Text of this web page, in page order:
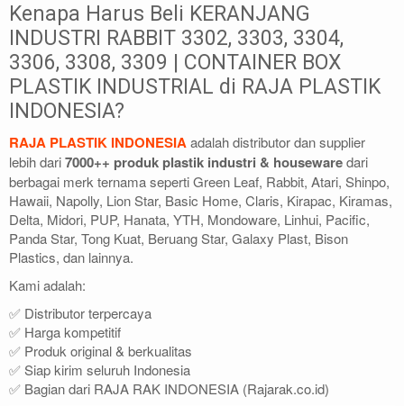
Kenapa Harus Beli KERANJANG
INDUSTRI RABBIT 3302, 3303, 3304,
3306, 3308, 3309 | CONTAINER BOX
PLASTIK INDUSTRIAL di RAJA PLASTIK
INDONESIA?
RAJA PLASTIK INDONESIAadalah distributor dan supplier
lebih dari7000++ produk plastik industri & housewaredari
berbagai merk ternama seperti Green Leaf, Rabbit, Atari, Shinpo,
Hawaii, Napolly, Lion Star, Basic Home, Claris, Kirapac, Kiramas,
Delta, Midori, PUP, Hanata, YTH, Mondoware, Linhui, Pacific,
Panda Star, Tong Kuat, Beruang Star, Galaxy Plast, Bison
Plastics, dan lainnya.
Kami adalah:
✅ Distributor terpercaya
✅ Harga kompetitif
✅ Produk original & berkualitas
✅ Siap kirim seluruh Indonesia
✅ Bagian dari RAJA RAK INDONESIA (Rajarak.co.id)